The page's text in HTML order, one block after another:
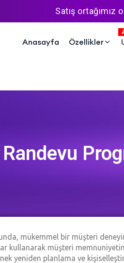
Satış ortağımız
Anasayfa Özellikler
mükemmel bir müşteri
kullanarak müşteri
yeniden planlama ve